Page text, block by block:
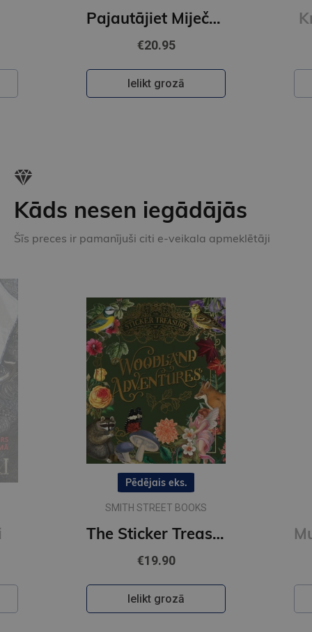
Krāsainā pasaule
€22.50
Ielikt grozā
Kāds nesen iegādājās
Šīs preces ir pamanījuši citi e-veikala apmeklētāji
Mugursoma- Zero, anti-gravity, AGS, Flori, 43 x 29 x 21cm
€84.95
Ielikt grozā